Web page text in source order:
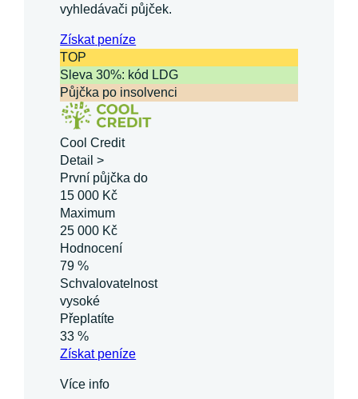
vyhledávači půjček.
Získatpeníze
TOP
Sleva 30%: kód LDG
Půjčka po insolvenci
Cool Credit
Detail >
První půjčka do
15 000 Kč
Maximum
25 000 Kč
Hodnocení
79 %
Schvalovatelnost
vysoké
Přeplatíte
33 %
Získatpeníze
Více info